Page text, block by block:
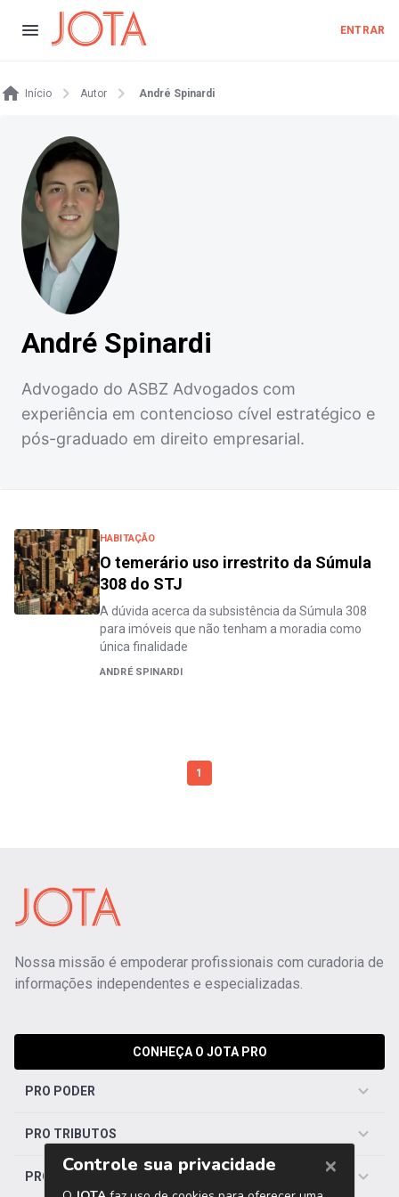
ENTRAR
Início Autor André Spinardi
André Spinardi
Advogado do ASBZ Advogados com
experiência em contencioso cível estratégico e
pós-graduado em direito empresarial.
HABITAÇÃO
O temerário uso irrestrito da Súmula
308 do STJ
A dúvida acerca da subsistência da Súmula 308
para imóveis que não tenham a moradia como
única finalidade
ANDRÉ SPINARDI
1
Nossa missão é empoderar profissionais com curadoria de
informações independentes e especializadas.
CONHEÇA O JOTA PRO
PRO PODER
PRO TRIBUTOS
PRO TRABALHISTA